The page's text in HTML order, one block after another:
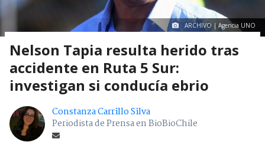
ARCHIVO | Agencia UNO
Nelson Tapia resulta herido tras
accidente en Ruta 5 Sur:
investigan si conducía ebrio
Constanza Carrillo Silva
Periodista de Prensa en BioBioChile